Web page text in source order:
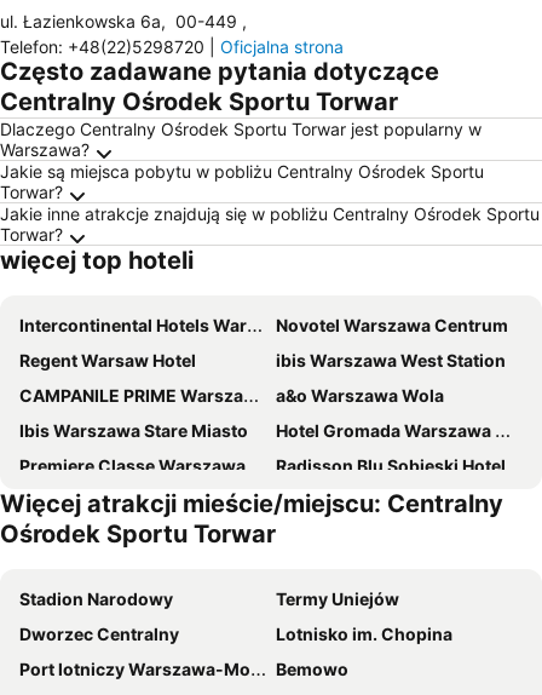
ul. Łazienkowska 6a, 00-449 ,
Telefon: +48(22)5298720 Oficjalna strona
Często zadawane pytania dotyczące
Centralny Ośrodek Sportu Torwar
Dlaczego Centralny Ośrodek Sportu Torwar jest popularny w
Warszawa?
Jakie są miejsca pobytu w pobliżu Centralny Ośrodek Sportu
Torwar?
Jakie inne atrakcje znajdują się w pobliżu Centralny Ośrodek Sportu
Torwar?
więcej top hoteli
Intercontinental Hotels Warsaw By Ihg
Novotel Warszawa Centrum
Regent Warsaw Hotel
ibis Warszawa West Station
CAMPANILE PRIME Warszawa Centrum
a&o Warszawa Wola
Ibis Warszawa Stare Miasto
Hotel Gromada Warszawa Centrum
Premiere Classe Warszawa Centrum
Radisson Blu Sobieski Hotel, Warsaw
ibis budget Warszawa Centrum
Mercure Warszawa Centrum
Metropol Hotel
Warsaw Presidential Hotel
Warsaw Plaza Hotel
Hotel Chmielna
Sofitel Warsaw Victoria
Arche Hotel Puławska Residence
ibis Styles Warszawa Centrum
Więcej atrakcji mieście/miejscu: Centralny
Ośrodek Sportu Torwar
Stadion Narodowy
Termy Uniejów
Dworzec Centralny
Lotnisko im. Chopina
Port lotniczy Warszawa-Modlin
Bemowo